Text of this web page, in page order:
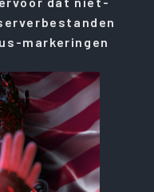
markeringen